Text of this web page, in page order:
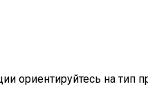
ориентируйтесь на тип